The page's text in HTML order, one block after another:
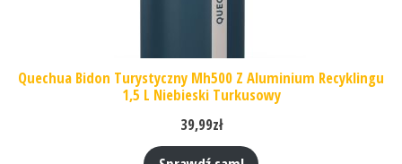
Quechua Bidon Turystyczny Mh500 Z Aluminium Recyklingu
1,5 L Niebieski Turkusowy
39,99zł